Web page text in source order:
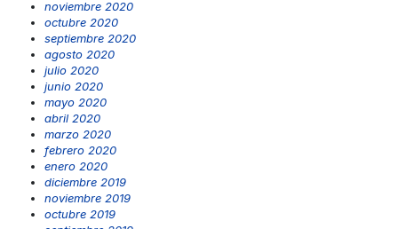
noviembre 2020
octubre 2020
septiembre 2020
agosto 2020
julio 2020
junio 2020
mayo 2020
abril 2020
marzo 2020
febrero 2020
enero 2020
diciembre 2019
noviembre 2019
octubre 2019